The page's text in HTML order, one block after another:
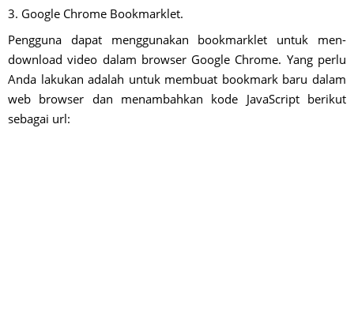
3. Google Chrome Bookmarklet.
Pengguna dapat menggunakan bookmarklet untuk men-
download video dalam browser Google Chrome. Yang perlu
Anda lakukan adalah untuk membuat bookmark baru dalam
web browser dan menambahkan kode JavaScript berikut
sebagai url: